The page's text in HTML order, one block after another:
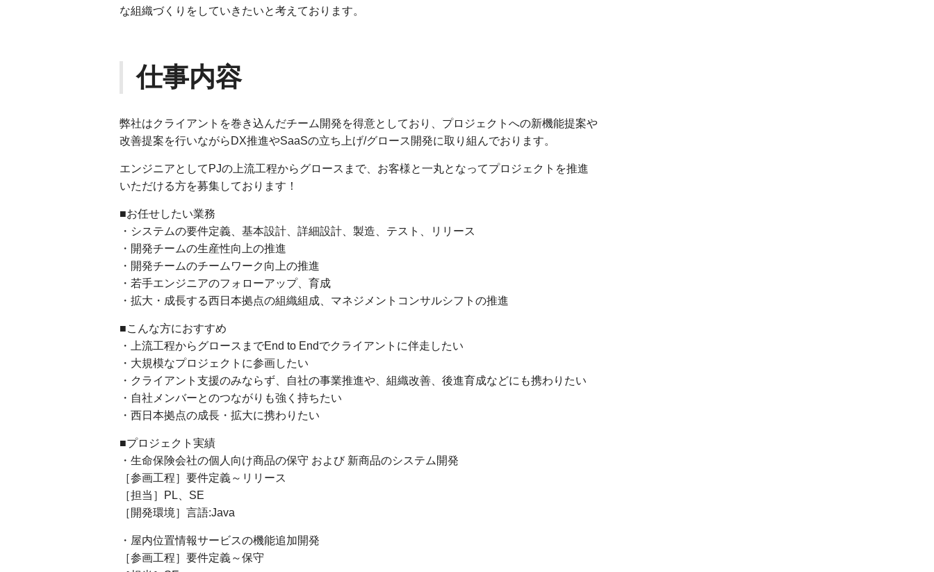
な組織づくりをしていきたいと考えております。
仕事内容
弊社はクライアントを巻き込んだチーム開発を得意としており、プロジェクトへの新機能提案や
改善提案を行いながらDX推進やSaaSの立ち上げ/グロース開発に取り組んでおります。
エンジニアとしてPJの上流工程からグロースまで、お客様と一丸となってプロジェクトを推進
いただける方を募集しております！
■お任せしたい業務
・システムの要件定義、基本設計、詳細設計、製造、テスト、リリース
・開発チームの生産性向上の推進
・開発チームのチームワーク向上の推進
・若手エンジニアのフォローアップ、育成
・拡大・成長する西日本拠点の組織組成、マネジメントコンサルシフトの推進
■こんな方におすすめ
・上流工程からグロースまでEnd to Endでクライアントに伴走したい
・大規模なプロジェクトに参画したい
・クライアント支援のみならず、自社の事業推進や、組織改善、後進育成などにも携わりたい
・自社メンバーとのつながりも強く持ちたい
・西日本拠点の成長・拡大に携わりたい
■プロジェクト実績
・生命保険会社の個人向け商品の保守 および 新商品のシステム開発
［参画工程］要件定義～リリース
［担当］PL、SE
［開発環境］言語:Java
・屋内位置情報サービスの機能追加​開発
［参画工程］要件定義～保守